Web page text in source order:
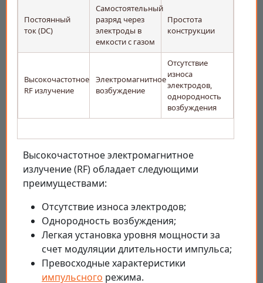
Постоянный
ток (DC)
Самостоятельный
разряд через
электроды в
емкости с газом
Простота
конструкции
Высокочастотное
RF излучение
Электромагнитное
возбуждение
Отсутствие
износа
электродов,
однородность
возбуждения
Высокочастотное электромагнитное
излучение (RF) обладает следующими
преимуществами:
Отсутствие износа электродов;
Однородность возбуждения;
Легкая установка уровня мощности за
счет модуляции длительности импульса;
Превосходные характеристики
импульсного режима.